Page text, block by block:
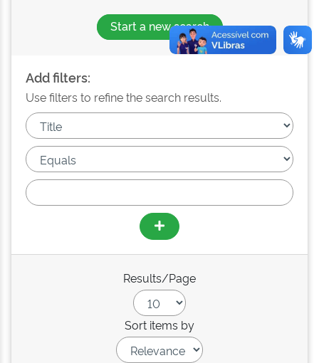
Start a new search
Add filters:
Use filters to refine the search results.
Results/Page
Sort items by